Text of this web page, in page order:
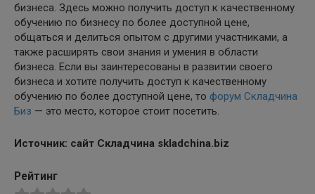
бизнеса. Здесь можно получить доступ к качественному
обучению по бизнесу по более доступной цене,
общаться и делиться опытом с другими участниками, а
также расширять свои знания и умения в области
бизнеса. Если вы заинтересованы в развитии своего
бизнеса и хотите получить доступ к качественному
обучению по более доступной цене, то форум Складчина
Биз — это место, которое стоит посетить.
Источник: сайт Складчина skladchina.biz
Рейтинг